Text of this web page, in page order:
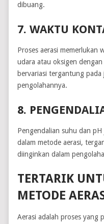
dibuang.
7. WAKTU
Proses aerasi memerlukan
udara atau oksigen
bervariasi tergantung
pengolahannya.
8.
Pengendalian suhu dan
dalam metode aerasi,
diinginkan dalam
TERTARIK
METODE
Aerasi adalah proses yang